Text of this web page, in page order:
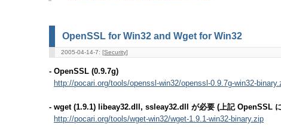
OpenSSL for Win32 and Wget for Win32
2005-04-14-7: [Security]
- OpenSSL (0.9.7g)
http://pocari.org/tools/openssl-win32/openssl-0.9.7g-win32-
- wget (1.9.1) libeay32.dll, ssleay32.dll が必要 (上記 OpenSSL
http://pocari.org/tools/wget-win32/wget-1.9.1-win32-binary.zip